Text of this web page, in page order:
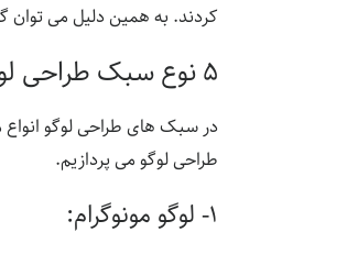
کردند. به همین دلیل می توان
۵ نوع سبک طراحی لوگو
در سبک های طراحی لوگو انواع
طراحی لوگو می پردازیم.
۱- لوگو مونوگرام: